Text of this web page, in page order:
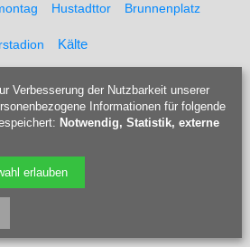
Hustadttor Brunnenplatz
Kälte
Yoga Airbrush
Riff Bermudahalle
Verbesserung der Nutzbarkeit unserer
Informationen für folgende
Notwendig, Statistik, externe
erlauben